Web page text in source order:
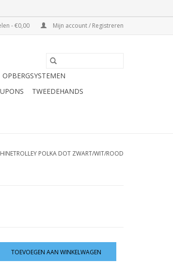
- €0,00 Mijn account / Registreren
OPBERGSYSTEMEN
TWEEDEHANDS
POLKA DOT ZWART/WIT/ROOD
TOEVOEGEN AAN WINKELWAGEN